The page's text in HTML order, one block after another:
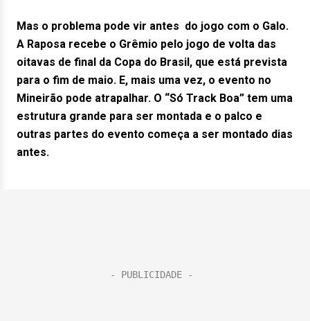
Mas o problema pode vir antes do jogo com o Galo.
A Raposa recebe o Grêmio pelo jogo de volta das
oitavas de final da Copa do Brasil, que está prevista
para o fim de maio. E, mais uma vez, o evento no
Mineirão pode atrapalhar. O “Só Track Boa” tem uma
estrutura grande para ser montada e o palco e
outras partes do evento começa a ser montado dias
antes.